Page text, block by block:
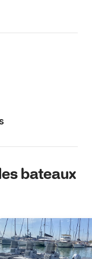
bateaux